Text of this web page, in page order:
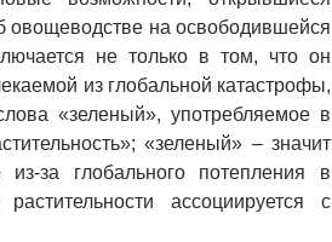
овощеводстве на освободившейся
не только в том, что он
из глобальной катастрофы,
«зеленый», употребляемое в
«зеленый» – значит
за глобального потепления в
ассоциируется с